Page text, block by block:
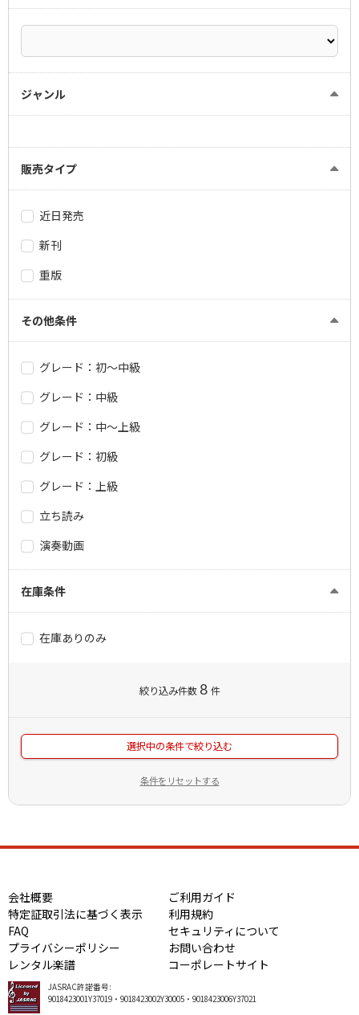
ジャンル
販売タイプ
近日発売
新刊
重版
その他条件
グレード：初～中級
グレード：中級
グレード：中～上級
グレード：初級
グレード：上級
立ち読み
演奏動画
在庫条件
在庫ありのみ
絞り込み件数 8 件
選択中の条件で絞り込む
条件をリセットする
会社概要
ご利用ガイド
特定証取引法に基づく表示
利用規約
FAQ
セキュリティについて
プライバシーポリシー
お問い合わせ
レンタル楽譜
コーポレートサイト
JASRAC許諾番号:
9018423001Y37019・9018423002Y30005・9018423006Y37021